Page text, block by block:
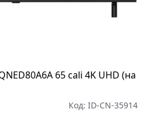
65 cali 4K UHD (на
Код: ID-CN-35914